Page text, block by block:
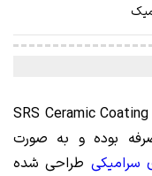
اجرای سرامیك آبی اس آر اس مدل SRS Ceramic Coating
بوده و به صورت
طراحی شده